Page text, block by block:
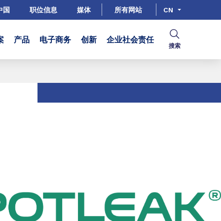
国 职位信息 媒体 所有网站 CN
产品 电子商务 创新 企业社会责任
搜索